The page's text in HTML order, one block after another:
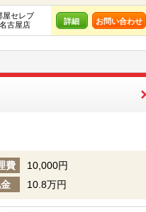
屋セレブ
名古屋店
詳細 お問い合わせ
費
10,000円
10.8万円